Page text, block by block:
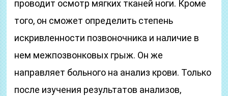
проводит осмотр мягких тканей ноги. Кроме
того, он сможет определить степень
искривленности позвоночника и наличие в
нем межпозвонковых грыж. Он же
направляет больного на анализ крови. Только
после изучения результатов анализов,